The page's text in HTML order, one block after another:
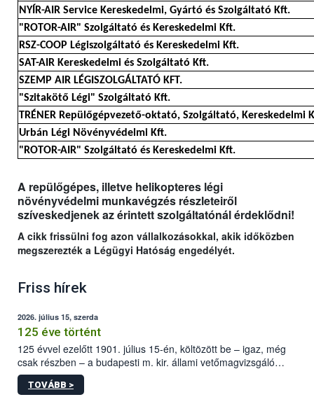
NYÍR-AIR Service Kereskedelmi, Gyártó és Szolgáltató Kft.
"ROTOR-AIR" Szolgáltató és Kereskedelmi Kft.
RSZ-COOP Légiszolgáltató és Kereskedelmi Kft.
SAT-AIR Kereskedelmi és Szolgáltató Kft.
SZEMP AIR LÉGISZOLGÁLTATÓ KFT.
"Szitakötő Légi" Szolgáltató Kft.
TRÉNER Repülőgépvezető-oktató, Szolgáltató, Kereskedelmi
Urbán Légi Növényvédelmi Kft.
"ROTOR-AIR" Szolgáltató és Kereskedelmi Kft.
A repülőgépes, illetve helikopteres légi
növényvédelmi munkavégzés részleteiről
szíveskedjenek az érintett szolgáltatónál érdeklődni!
A cikk frissülni fog azon vállalkozásokkal, akik időközben
megszerezték a Légügyi Hatóság engedélyét.
Friss hírek
2026. július 15, szerda
125 éve történt
125 évvel ezelőtt 1901. július 15-én, költözött be – igaz, még
csak részben – a budapesti m. kir. állami vetőmagvizsgáló
állomás a Kis Rókus utca 15. szám alatti, Czigler Győző által
tervezett új épületébe.
TOVÁBB >